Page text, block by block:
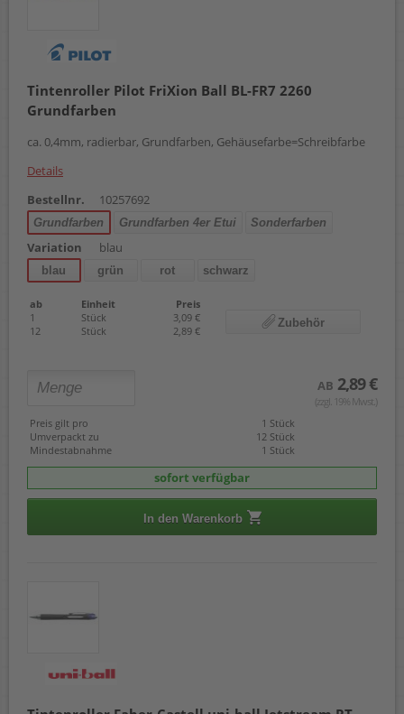
Tintenroller Pilot FriXion Ball BL-FR7 2260
Grundfarben
ca. 0,4mm, radierbar, Grundfarben, Gehäusefarbe=Schreibfarbe
Details
Bestellnr.
10257692
Grundfarben Grundfarben 4er Etui Sonderfarben
Variation blau
blau grün rot schwarz
ab Einheit
Preis
1
Stück
3,09 €
12
Stück 2,89 €
Zubehör
AB 2,89 €
(zzgl. 19% Mwst.)
Preis gilt pro
1 Stück
Umverpackt zu
12 Stück
Mindestabnahme
1 Stück
sofort verfügbar
In den Warenkorb